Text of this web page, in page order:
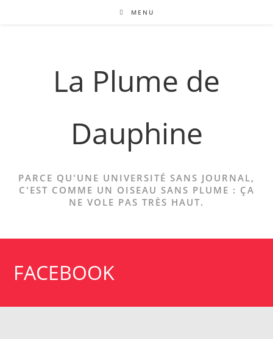
MENU
La Plume de
Dauphine
PARCE QU'UNE UNIVERSITÉ SANS JOURNAL,
C'EST COMME UN OISEAU SANS PLUME : ÇA
NE VOLE PAS TRÈS HAUT.
FACEBOOK